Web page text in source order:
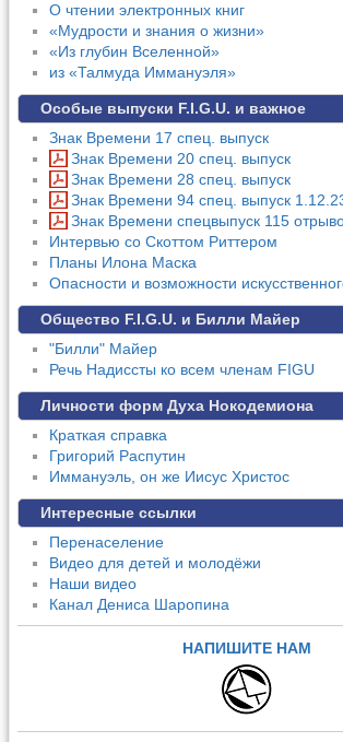
О чтении электронных книг
«Мудрости и знания о жизни»
«Из глубин Вселенной»
из «Талмуда Иммануэля»
Особые выпуски F.I.G.U. и важное
Знак Времени 17 спец. выпуск
Знак Времени 20 спец. выпуск
Знак Времени 28 спец. выпуск
Знак Времени 94 спец. выпуск
Знак Времени спецвыпуск 115
Интервью со Скоттом Риттером
Планы Илона Маска
Опасности и возможности
Общество F.I.G.U. и Билли Майер
"Билли" Майер
Речь Надиссты ко всем членам FIGU
Личности форм Духа Нокодемиона
Краткая справка
Григорий Распутин
Иммануэль, он же Иисус Христос
Интересные ссылки
Перенаселение
Видео для детей и молодёжи
Наши видео
Канал Дениса Шаропина
НАПИШИТЕ НАМ